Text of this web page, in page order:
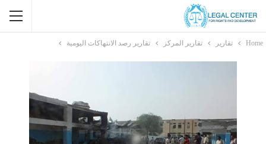
Home تقارير تقارير المركز تقارير رصد الانتهاكات اليومية